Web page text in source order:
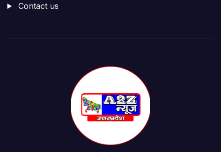
Contact us